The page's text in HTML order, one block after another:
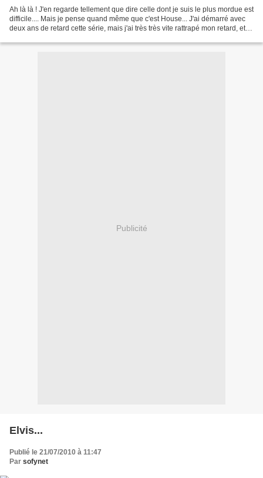
Ah là là ! J'en regarde tellement que dire celle dont je suis le plus mordue est
difficile.... Mais je pense quand même que c'est House... J'ai démarré avec
deux ans de retard cette série, mais j'ai très très vite rattrapé mon retard, et
Publicité
Elvis...
Publié le 21/07/2010 à 11:47
Par sofynet